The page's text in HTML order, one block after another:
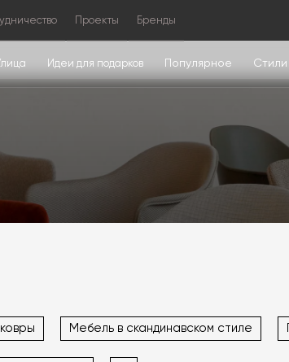
Проекты Бренды
Идеи для подарков Популярное Стили
Мебель в скандинавском стиле